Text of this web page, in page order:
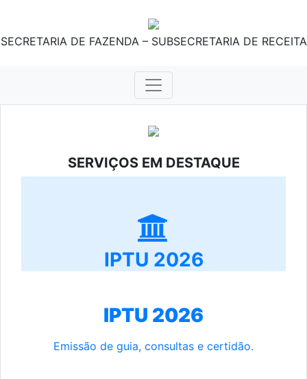
SECRETARIA DE FAZENDA – SUBSECRETARIA DE RECEITA
SERVIÇOS EM DESTAQUE
IPTU 2026
IPTU 2026
Emissão de guia, consultas e certidão.